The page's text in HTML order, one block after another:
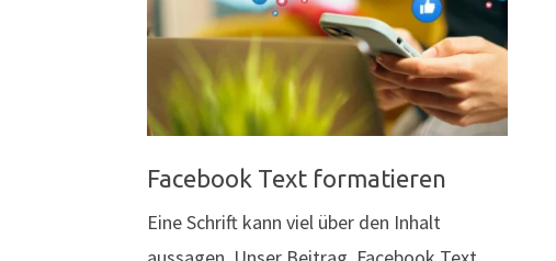
FÜR
JOURNALIST:INNEN"
Facebook Text formatieren
Eine Schrift kann viel über den Inhalt